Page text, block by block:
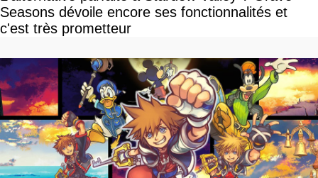
Seasons dévoile encore ses fonctionnalités et
c'est très prometteur